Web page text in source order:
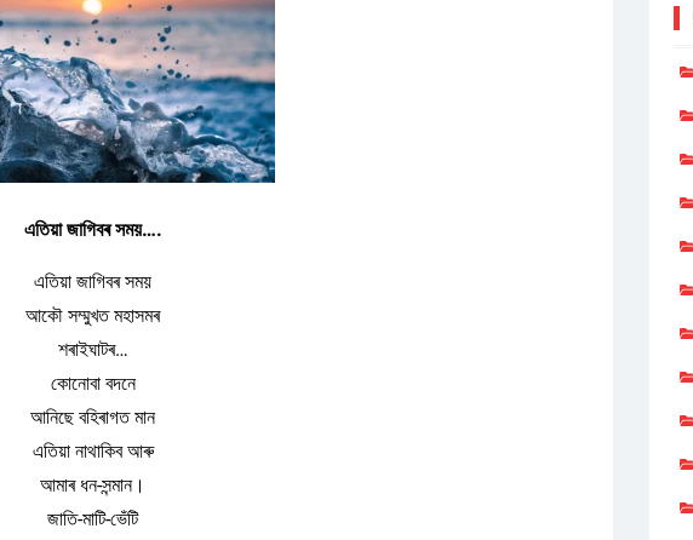
এতিয়া জাগিবৰ সময়….
এতিয়া জাগিবৰ সময়
আকৌ সম্মুখত মহাসমৰ
শৰাইঘাটৰ…
কোনোবা বদনে
আনিছে বহিৰাগত মান
এতিয়া নাথাকিব আৰু
আমাৰ ধন-সন্মান।
জাতি-মাটি-ভেঁটি